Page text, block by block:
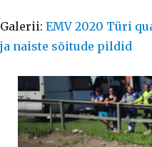
Galerii: EMV 2020 Türi
ja naiste sõitude pildid